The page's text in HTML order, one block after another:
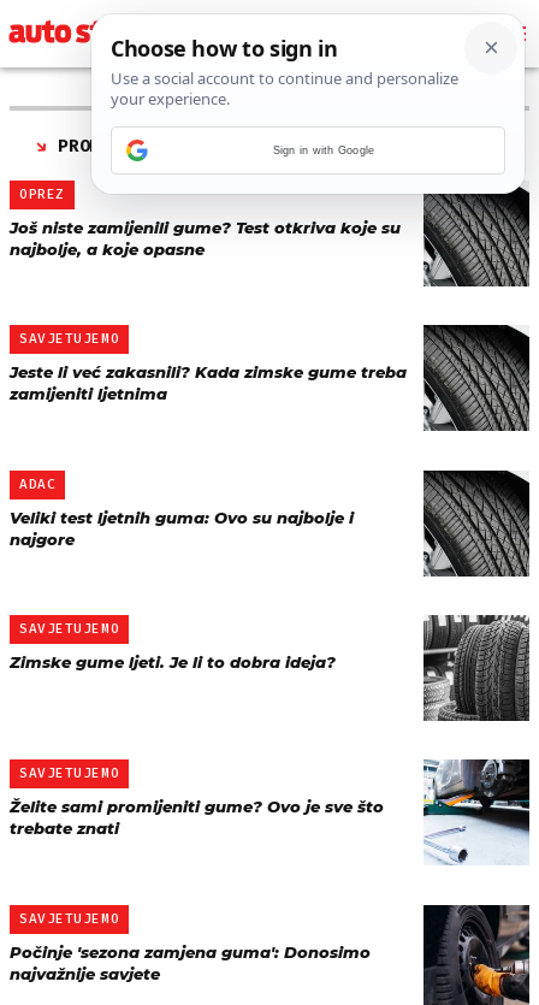
PRONAĐENO 17 REZULTATA ZA TAG “
OPREZ
Još niste zamijenili gume? Test otkriva koje su
najbolje, a koje opasne
SAVJETUJEMO
Jeste li već zakasnili? Kada zimske gume treba
zamijeniti ljetnima
ADAC
Veliki test ljetnih guma: Ovo su najbolje i
najgore
SAVJETUJEMO
Zimske gume ljeti. Je li to dobra ideja?
SAVJETUJEMO
Želite sami promijeniti gume? Ovo je sve što
trebate znati
SAVJETUJEMO
Počinje 'sezona zamjena guma': Donosimo
najvažnije savjete
Sign in with Google